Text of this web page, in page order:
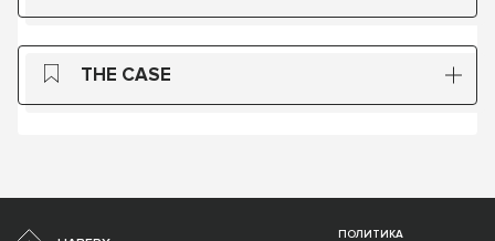
THE CASE
ПОЛИТИКА